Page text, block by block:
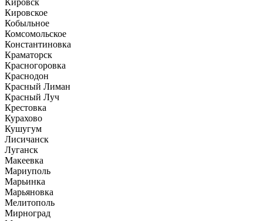
Кировск
Кировское
Кобыльное
Комсомольское
Константиновка
Краматорск
Красногоровка
Краснодон
Красный Лиман
Красный Луч
Крестовка
Курахово
Кушугум
Лисичанск
Луганск
Макеевка
Мариуполь
Марьинка
Марьяновка
Мелитополь
Мирноград